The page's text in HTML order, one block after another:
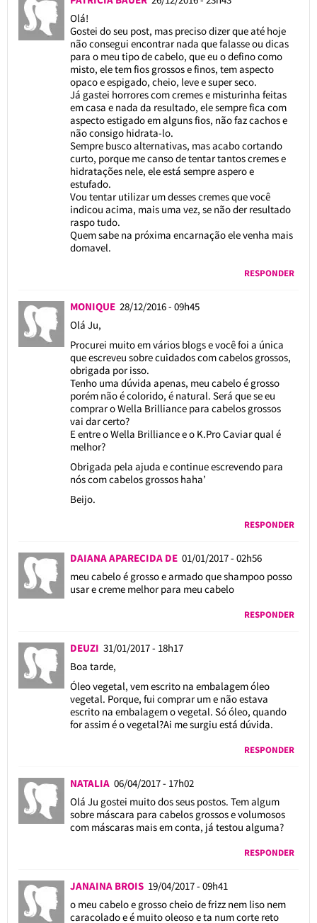
Olá!
Gostei do seu post, mas preciso dizer que até hoje
não consegui encontrar nada que falasse ou dicas
para o meu tipo de cabelo, que eu o defino como
misto, ele tem fios grossos e finos, tem aspecto
opaco e espigado, cheio, leve e super seco.
Já gastei horrores com cremes e misturinha feitas
em casa e nada da resultado, ele sempre fica com
aspecto estigado em alguns fios, não faz cachos e
não consigo hidrata-lo.
Sempre busco alternativas, mas acabo cortando
curto, porque me canso de tentar tantos cremes e
hidratações nele, ele está sempre aspero e
estufado.
Vou tentar utilizar um desses cremes que você
indicou acima, mais uma vez, se não der resultado
raspo tudo.
Quem sabe na próxima encarnação ele venha mais
domavel.
RESPONDER
MONIQUE 28/12/2016 - 09h45
Olá Ju,
Procurei muito em vários blogs e você foi a única
que escreveu sobre cuidados com cabelos grossos,
obrigada por isso.
Tenho uma dúvida apenas, meu cabelo é grosso
porém não é colorido, é natural. Será que se eu
comprar o Wella Brilliance para cabelos grossos
vai dar certo?
E entre o Wella Brilliance e o K.Pro Caviar qual é
melhor?
Obrigada pela ajuda e continue escrevendo para
nós com cabelos grossos haha’
Beijo.
RESPONDER
DAIANA APARECIDA DE 01/01/2017 - 02h56
meu cabelo é grosso e armado que shampoo posso
usar e creme melhor para meu cabelo
RESPONDER
DEUZI 31/01/2017 - 18h17
Boa tarde,
Óleo vegetal, vem escrito na embalagem óleo
vegetal. Porque, fui comprar um e não estava
escrito na embalagem o vegetal. Só óleo, quando
for assim é o vegetal?Ai me surgiu está dúvida.
RESPONDER
NATALIA 06/04/2017 - 17h02
Olá Ju gostei muito dos seus postos. Tem algum
sobre máscara para cabelos grossos e volumosos
com máscaras mais em conta, já testou alguma?
RESPONDER
JANAINA BROIS 19/04/2017 - 09h41
o meu cabelo e grosso cheio de frizz nem liso nem
caracolado e é muito oleoso e ta num corte reto